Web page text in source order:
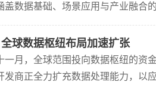
数据基础、场景应用与产业融合
局——其产品深度关联了表上前段
球数据枢纽布局加速扩张
月，全球范围投向数据枢纽的资
商正全力扩充数据处理能力，以